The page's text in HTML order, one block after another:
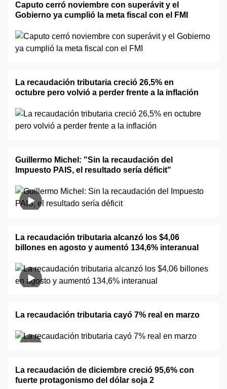
Caputo cerró noviembre con superávit y el
Gobierno ya cumplió la meta fiscal con el FMI
La recaudación tributaria creció 26,5% en
octubre pero volvió a perder frente a la inflación
Guillermo Michel: "Sin la recaudación del
Impuesto PAIS, el resultado sería déficit"
La recaudación tributaria alcanzó los $4,06
billones en agosto y aumentó 134,6% interanual
La recaudación tributaria cayó 7% real en marzo
La recaudación de diciembre creció 95,6% con
fuerte protagonismo del dólar soja 2